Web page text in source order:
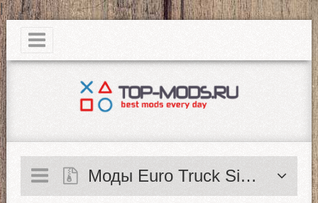
|
Моды Euro Truck Simulator 2